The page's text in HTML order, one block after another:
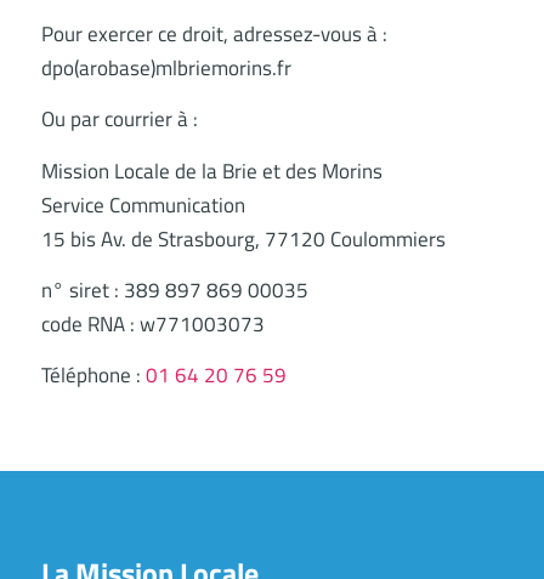
Pour exercer ce droit, adressez-vous à :
dpo(arobase)mlbriemorins.fr
Ou par courrier à :
Mission Locale de la Brie et des Morins
Service Communication
15 bis Av. de Strasbourg, 77120 Coulommiers
n° siret : 389 897 869 00035
code RNA : w771003073
Téléphone :01 64 20 76 59